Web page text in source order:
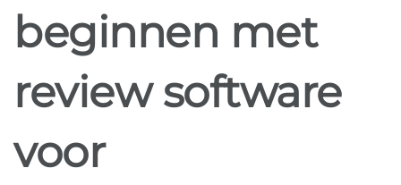
beginnen met
review software
voor